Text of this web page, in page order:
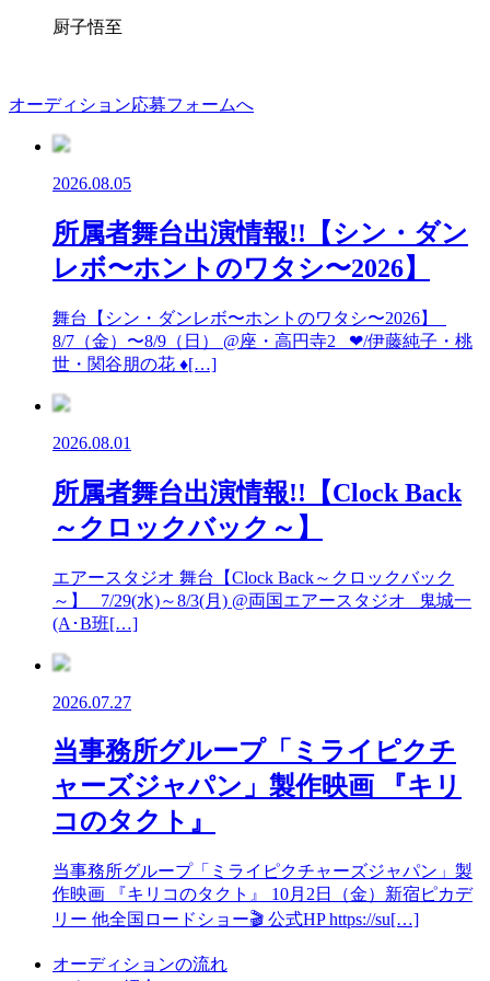
厨子悟至
オーディション応募フォームへ
2026.08.05
所属者舞台出演情報!!【シン・ダン
レボ〜ホントのワタシ〜2026】
舞台【シン・ダンレボ〜ホントのワタシ〜2026】
8/7（金）〜8/9（日） @座・高円寺2 ❤︎/伊藤純子・桃
世・関谷朋の花 ♦︎[…]
2026.08.01
所属者舞台出演情報!!【Clock Back
～クロックバック～】
エアースタジオ 舞台【Clock Back～クロックバック
～】 7/29(水)～8/3(月) @両国エアースタジオ 鬼城一
(A･B班[…]
2026.07.27
当事務所グループ「ミライピクチ
ャーズジャパン」製作映画 『キリ
コのタクト』
当事務所グループ「ミライピクチャーズジャパン」製
作映画 『キリコのタクト』 10月2日（金）新宿ピカデ
リー 他全国ロードショー🎬 公式HP https://su[…]
オーディションの流れ